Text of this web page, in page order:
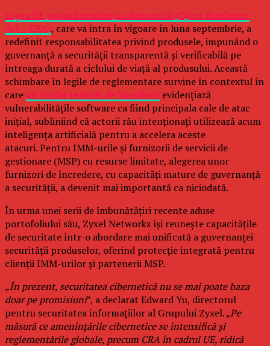
Legea UE privind reziliența cibernetică (Cyber Resilience
Act – CRA), care va intra în vigoare în luna septembrie, a
redefinit responsabilitatea privind produsele, impunând o
guvernanță a securității transparentă și verificabilă pe
întreaga durată a ciclului de viață al produsului. Această
schimbare în legile de reglementare survine în contextul în
careun studiu realizat de Mandiant evidențiază
vulnerabilitățile software ca fiind principala cale de atac
inițial, subliniind că actorii rău intenționați utilizează acum
inteligența artificială pentru a accelera aceste
atacuri. Pentru IMM-urile și furnizorii de servicii de
gestionare (MSP) cu resurse limitate, alegerea unor
furnizori de încredere, cu capacități mature de guvernanță
a securității, a devenit mai importantă ca niciodată.
În urma unei serii de îmbunătățiri recente aduse
portofoliului său, Zyxel Networks își reunește capacitățile
de securitate într-o abordare mai unificată a guvernanței
securității produselor, oferind protecție integrată pentru
clienții IMM-urilor și partenerii MSP.
„În prezent, securitatea cibernetică nu se mai poate baza
doar pe promisiuni”, a declarat Edward Yu, directorul
pentru securitatea informațiilor al Grupului Zyxel. „Pe
măsură ce amenințările cibernetice se intensifică și
reglementările globale, precum CRA în cadrul UE, ridică